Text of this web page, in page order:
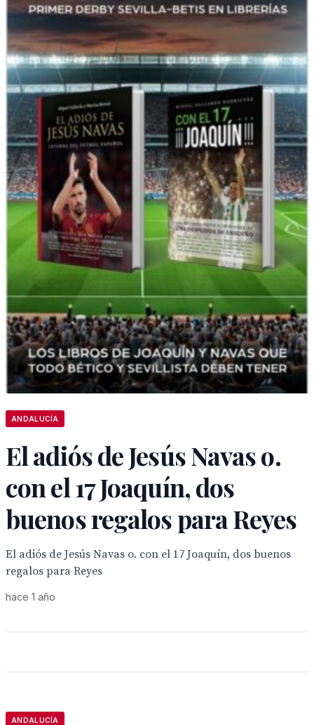
ANDALUCÍA
El adiós de Jesús Navas o.
con el 17 Joaquín, dos
buenos regalos para Reyes
El adiós de Jesús Navas o. con el 17 Joaquín, dos buenos
regalos para Reyes
hace 1 año
ANDALUCÍA